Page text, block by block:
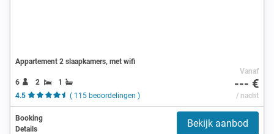
Appartement 2 slaapkamers, met wifi
6 2
1
4.5
( 115 beoordelingen )
Vanaf
--- €
/ nacht
Booking
Details
Bekijk aanbod